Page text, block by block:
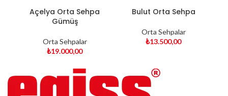
Açelya Orta Sehpa
Gümüş
Orta Sehpalar
₺19.000,00
Bulut Orta Sehpa
Orta Sehpalar
₺13.500,00